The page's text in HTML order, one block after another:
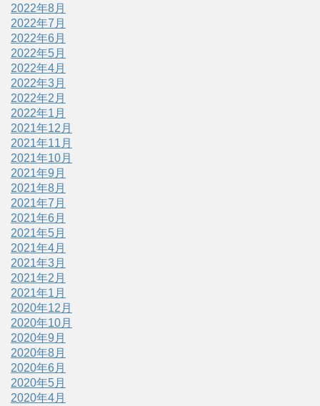
2022年8月
2022年7月
2022年6月
2022年5月
2022年4月
2022年3月
2022年2月
2022年1月
2021年12月
2021年11月
2021年10月
2021年9月
2021年8月
2021年7月
2021年6月
2021年5月
2021年4月
2021年3月
2021年2月
2021年1月
2020年12月
2020年10月
2020年9月
2020年8月
2020年6月
2020年5月
2020年4月